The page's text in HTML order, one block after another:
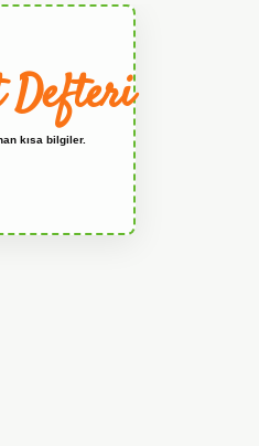
Defteri
kısa bilgiler.